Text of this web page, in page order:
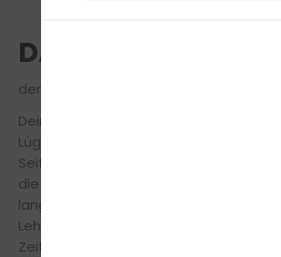
DAS TEAM
der Steffens Fahrschule in Lügde
Dein freundliches Fahrschulteam von
Lügde steht dir während der
Seite, um Dich so sicher und effizient
die Führerscheinprüfung vorzubereiten.
langjährige Erfahrung und mithilfe
Lehrmethoden machen wir Dich in
Zeit fit für den Führerschein.